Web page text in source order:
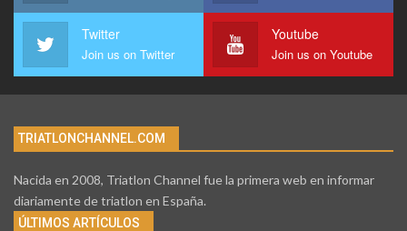
Twitter
Join us on Twitter
Youtube
Join us on Youtube
TRIATLONCHANNEL.COM
Nacida en 2008, Triatlon Channel fue la primera web en informar
diariamente de triatlon en España.
ÚLTIMOS ARTÍCULOS